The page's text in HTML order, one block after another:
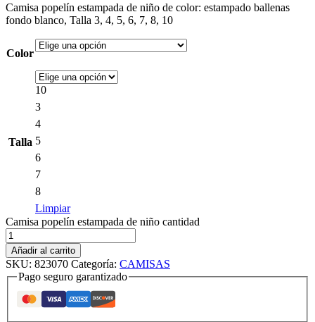
Camisa popelín estampada de niño de color: estampado ballenas
fondo blanco, Talla 3, 4, 5, 6, 7, 8, 10
Color
Talla
10
3
4
5
6
7
8
Limpiar
Camisa popelín estampada de niño cantidad
Añadir al carrito
SKU: 823070 Categoría: CAMISAS
Pago seguro garantizado